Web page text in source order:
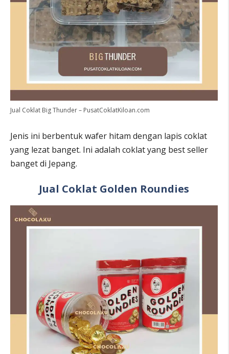
Jual Coklat Big Thunder – PusatCoklatKiloan.com
Jenis ini berbentuk wafer hitam dengan lapis coklat
yang lezat banget. Ini adalah coklat yang best seller
banget di Jepang.
Jual Coklat Golden Roundies